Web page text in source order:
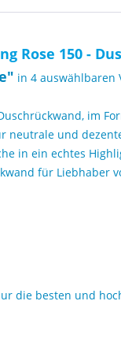
Rose 150 -
" in 4 auswählbaren
im
und
in ein echtes
für Liebhaber
die besten und